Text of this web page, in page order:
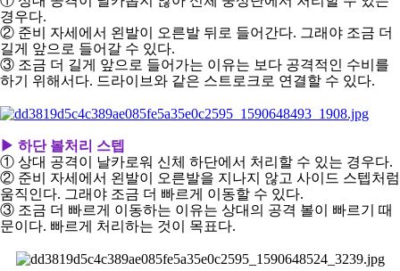
경우다.
② 준비 자세에서 왼발이 오른발 뒤로 들어간다. 그래야 조금 더
길게 앞으로 들어갈 수 있다.
③ 조금 더 길게 앞으로 들어가는 이유는 보다 공격적인 수비를
하기 위해서다. 드라이브와 같은 스트로크로 연결할 수 있다.
▶ 하단 볼처리 스텝
① 상대 공격이 날카로워 신체 하단에서 처리할 수 있는 경우다.
② 준비 자세에서 왼발이 오른발을 지나지 않고 사이드 스텝처럼
움직인다. 그래야 조금 더 빠르게 이동할 수 있다.
③ 조금 더 빠르게 이동하는 이유는 상대의 공격 볼이 빠르기 때
문이다. 빠르게 처리하는 것이 목표다.